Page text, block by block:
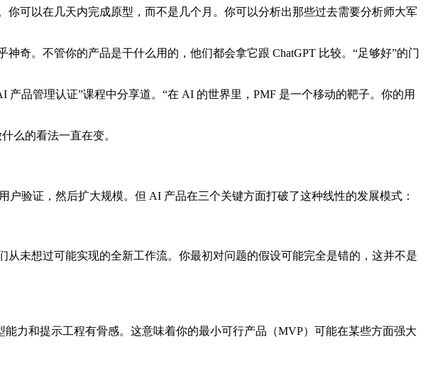
可以在几天内完成原型，而不是几个月。你可以分析出那些过去需要分析师大军
奇。不管你的产品是干什么用的，他们都会拿它跟 ChatGPT 比较。“足够好”的门
品管理认证”课程中分享道。“在 AI 的世界里，PMF 是一个移动的靶子。你的用
么的看法一直在变。
验证，然后扩大规模。但 AI 产品在三个关键方面打破了这种线性的发展模式：
未想过可能实现的全新工作流。你最初对问题的假设可能完全是错的，这并不是
力和提示工程有骨感。这意味着你的最小可行产品（MVP）可能在某些方面强大